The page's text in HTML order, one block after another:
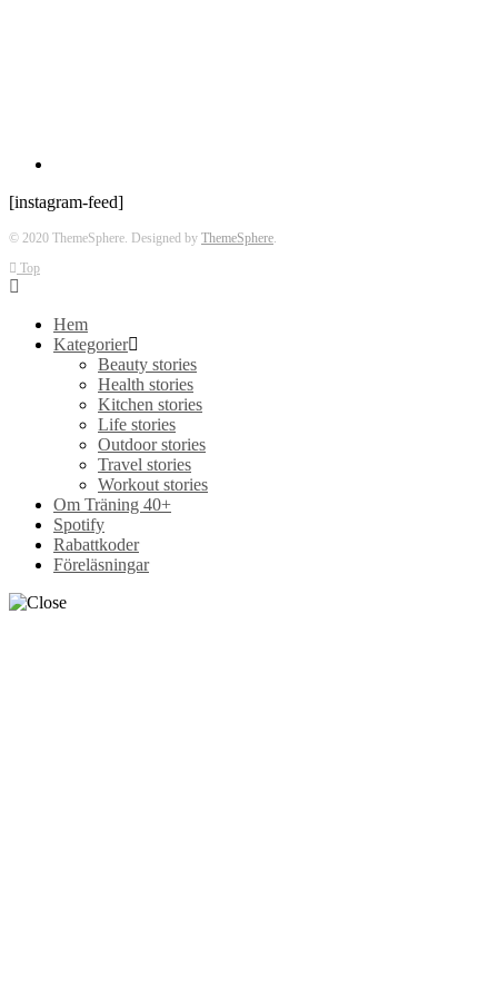
[instagram-feed]
© 2020 ThemeSphere. Designed by ThemeSphere.
Top
Hem
Kategorier
Beauty stories
Health stories
Kitchen stories
Life stories
Outdoor stories
Travel stories
Workout stories
Om Träning 40+
Spotify
Rabattkoder
Föreläsningar